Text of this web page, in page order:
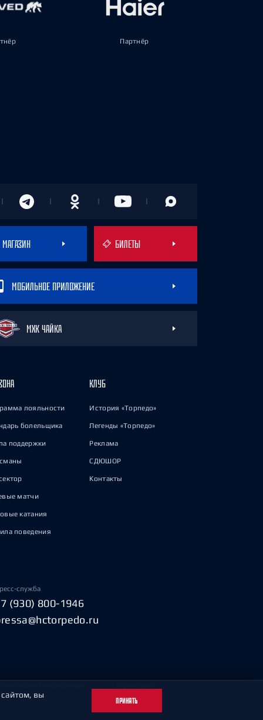
Партнёр
МАГАЗИН БИЛЕТЫ
МОБИЛЬНОЕ ПРИЛОЖЕНИЕ
МХК ЧАЙКА
лояльности
болельщика
поддержки
матчи
катания
поведения
КЛУБ
История «Торпедо»
Легенды «Торпедо»
Реклама
СДЮШОР
Контакты
служба
(930) 800-1946
сайтом, вы
ПРИНЯТЬ